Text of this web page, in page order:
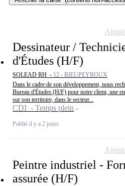
Dessinateur /
d'Études (H/F)
SOLEAD RH - 12 - RIEUPEYROUX
Dans le cadre de son développement, nous
Bureau d'Études (H/F) pour notre client, une
sur son territoire, dans le secteur...
CDI - Temps plein
Publié il y a 2 jours
Peintre industriel -
assurée (H/F)